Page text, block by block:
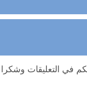
في التعليقات